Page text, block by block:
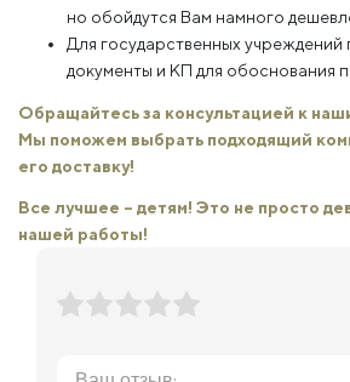
но обойдутся Вам намного
Для государственных учреждений
документы и КП для обоснования
Обращайтесь за консультацией к
Мы поможем выбрать подходящий
его доставку!
Все лучшее – детям! Это не просто
нашей работы!